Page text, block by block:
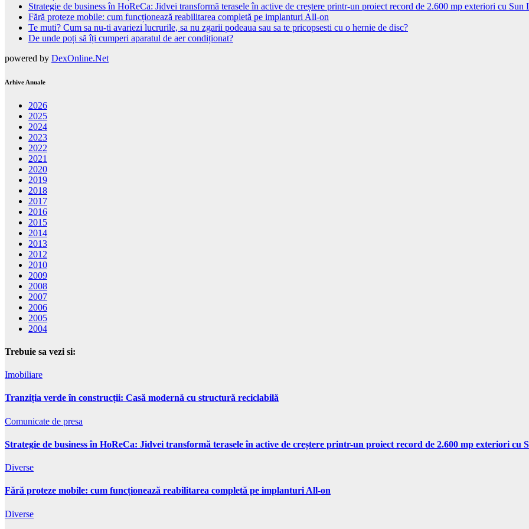
Strategie de business în HoReCa: Jidvei transformă terasele în active de creștere printr-un proiect record de 2.600 mp exteriori cu Sun
Fără proteze mobile: cum funcționează reabilitarea completă pe implanturi All-on
Te muti? Cum sa nu-ti avariezi lucrurile, sa nu zgarii podeaua sau sa te pricopsesti cu o hernie de disc?
De unde poți să îți cumperi aparatul de aer condiționat?
powered by DexOnline.Net
Arhive Anuale
2026
2025
2024
2023
2022
2021
2020
2019
2018
2017
2016
2015
2014
2013
2012
2010
2009
2008
2007
2006
2005
2004
Trebuie sa vezi si:
Imobiliare
Tranziția verde în construcții: Casă modernă cu structură reciclabilă
Comunicate de presa
Strategie de business în HoReCa: Jidvei transformă terasele în active de creștere printr-un proiect record de 2.600 mp exteriori cu
Diverse
Fără proteze mobile: cum funcționează reabilitarea completă pe implanturi All-on
Diverse